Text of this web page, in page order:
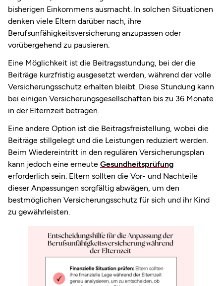
bisherigen Einkommens ausmacht. In solchen Situationen
denken viele Eltern darüber nach, ihre
Berufsunfähigkeitsversicherung anzupassen oder
vorübergehend zu pausieren.
Eine Möglichkeit ist die Beitragsstundung, bei der die
Beiträge kurzfristig ausgesetzt werden, während der volle
Versicherungsschutz erhalten bleibt. Diese Stundung kann
bei einigen Versicherungsgesellschaften bis zu 36 Monate
in der Elternzeit betragen.
Eine andere Option ist die Beitragsfreistellung, wobei die
Beiträge stillgelegt und die Leistungen reduziert werden.
Beim Wiedereintritt in den regulären Versicherungsplan
kann jedoch eine erneute Gesundheitsprüfung
erforderlich sein. Eltern sollten die Vor- und Nachteile
dieser Anpassungen sorgfältig abwägen, um den
bestmöglichen Versicherungsschutz für sich und ihr Kind
zu gewährleisten.